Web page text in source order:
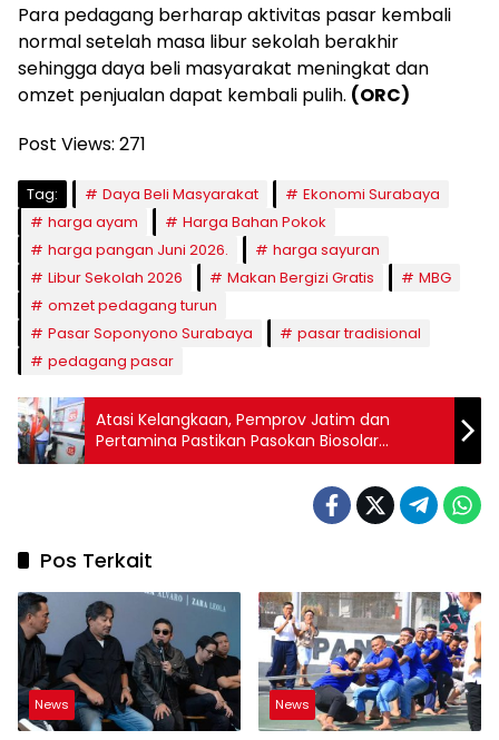
Para pedagang berharap aktivitas pasar kembali
normal setelah masa libur sekolah berakhir
sehingga daya beli masyarakat meningkat dan
omzet penjualan dapat kembali pulih. (ORC)
Post Views: 271
Tag: Daya Beli Masyarakat
Ekonomi Surabaya
harga ayam
Harga Bahan Pokok
harga pangan Juni 2026.
harga sayuran
Libur Sekolah 2026
Makan Bergizi Gratis
MBG
omzet pedagang turun
Pasar Soponyono Surabaya
pasar tradisional
pedagang pasar
Atasi Kelangkaan, Pemprov Jatim dan
Pertamina Pastikan Pasokan Biosolar
Ditambah
Pos Terkait
News News